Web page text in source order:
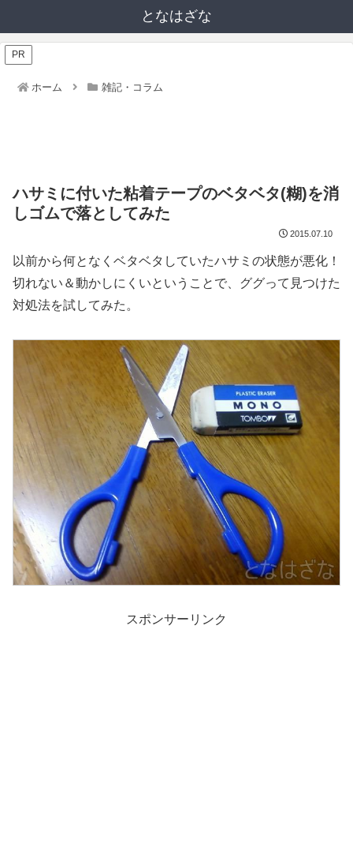
となはざな
PR
ホーム 雑記・コラム
ハサミに付いた粘着テープのベタベタ(糊)を消
しゴムで落としてみた
2015.07.10
以前から何となくベタベタしていたハサミの状態が悪化！
切れない＆動かしにくいということで、ググって見つけた
対処法を試してみた。
スポンサーリンク